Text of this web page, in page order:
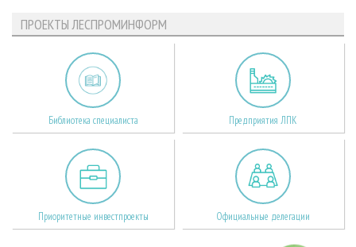
ПРОЕКТЫ ЛЕСПРОМИНФОРМ
Библиотека специалиста Предприятия ЛПК
Приоритетные инвестпроекты Официальные делегации